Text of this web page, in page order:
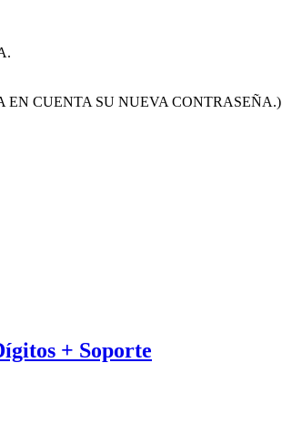
CUENTA SU NUEVA CONTRASEÑA.)
+ Soporte